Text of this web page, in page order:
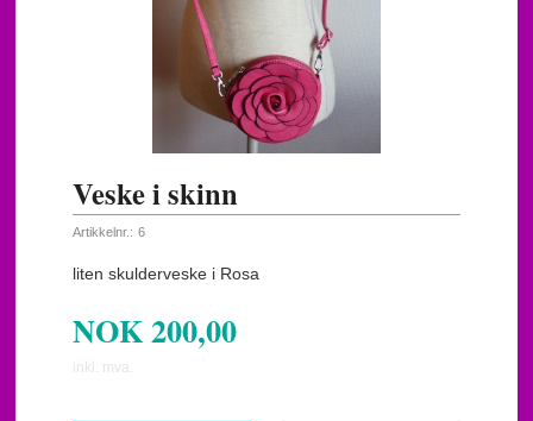
Veske i skinn
Artikkelnr.: 6
liten skulderveske i Rosa
NOK200,00
inkl. mva.